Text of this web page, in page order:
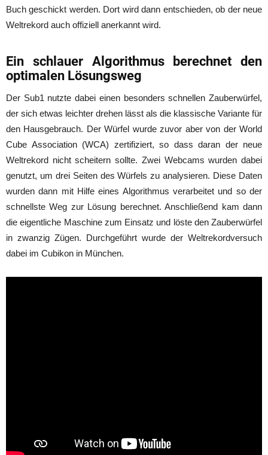
Buch geschickt werden. Dort wird dann entschieden, ob der neue
Weltrekord auch offiziell anerkannt wird.
Ein schlauer Algorithmus berechnet den
optimalen Lösungsweg
Der Sub1 nutzte dabei einen besonders schnellen Zauberwürfel,
der sich etwas leichter drehen lässt als die klassische Variante für
den Hausgebrauch. Der Würfel wurde zuvor aber von der World
Cube Association (WCA) zertifiziert, so dass daran der neue
Weltrekord nicht scheitern sollte. Zwei Webcams wurden dabei
genutzt, um drei Seiten des Würfels zu analysieren. Diese Daten
wurden dann mit Hilfe eines Algorithmus verarbeitet und so der
schnellste Weg zur Lösung berechnet. Anschließend kam dann
die eigentliche Maschine zum Einsatz und löste den Zauberwürfel
in zwanzig Zügen. Durchgeführt wurde der Weltrekordversuch
dabei im Cubikon in München.